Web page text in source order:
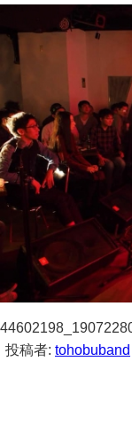
投稿者: tohobuband